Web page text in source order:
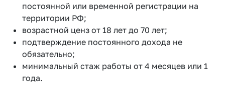
постоянной или временной регистрации на
территории РФ;
возрастной ценз от 18 лет до 70 лет;
подтверждение постоянного дохода не
обязательно;
минимальный стаж работы от 4 месяцев или 1
года.